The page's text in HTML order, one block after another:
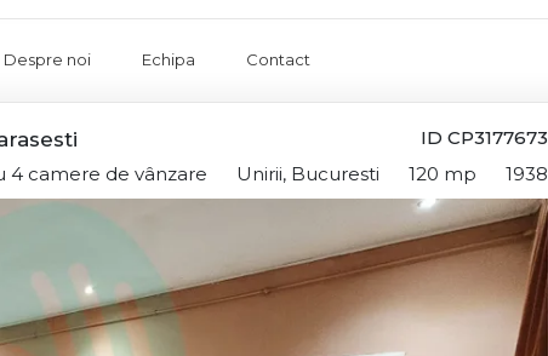
Despre noi Echipa Contact
ID CP3177673
4 camere de vânzare Unirii, Bucuresti 120 mp 1938